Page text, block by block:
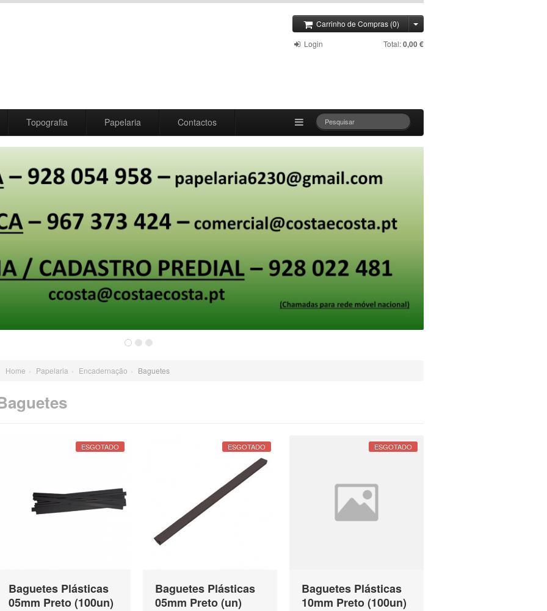
Carrinho de Compras (0)
Login
Total:0,00 €
Topografia Papelaria Contactos
Home › Papelaria › Encadernação › Baguetes
ESGOTADO
Baguetes Plásticas
05mm Preto (100un)
ESGOTADO
Baguetes Plásticas
05mm Preto (un)
ESGOTADO
Baguetes Plásticas
10mm Preto (100un)